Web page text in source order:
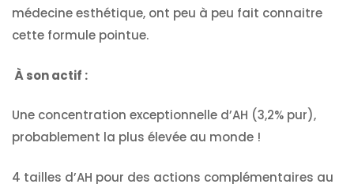
médecine esthétique, ont peu à peu fait connaitre
cette formule pointue.
À son actif :
Une concentration exceptionnelle d’AH (3,2% pur),
probablement la plus élevée au monde !
4 tailles d’AH pour des actions complémentaires au